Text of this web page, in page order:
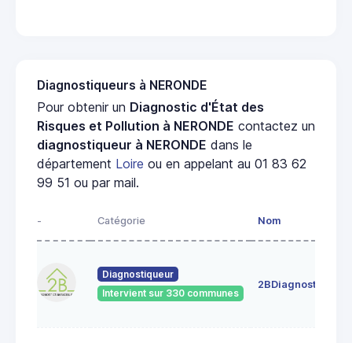
Diagnostiqueurs à NERONDE
Pour obtenir un Diagnostic d'État des
Risques et Pollution à NERONDE contactez un
diagnostiqueur à NERONDE dans le
département Loire ou en appelant au 01 83 62
99 51 ou par mail.
- Catégorie Nom
Diagnostiqueur
Intervient sur 330 communes
2BDiagnostics